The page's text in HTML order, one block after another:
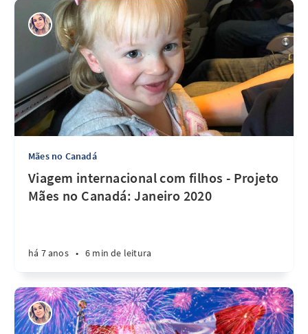
Mães no Canadá
Viagem internacional com filhos - Projeto
Mães no Canadá: Janeiro 2020
há 7 anos • 6 min de leitura